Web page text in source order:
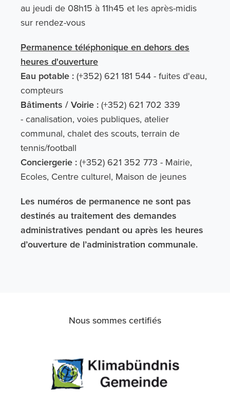
au jeudi de 08h15 à 11h45 et les après-midis
sur rendez-vous
Permanence téléphonique en dehors des
heures d'ouverture
Eau potable :(+352) 621 181 544 - fuites d'eau,
compteurs
Bâtiments / Voirie :(+352) 621 702 339
- canalisation, voies publiques, atelier
communal, chalet des scouts, terrain de
tennis/football
Conciergerie :(+352) 621 352 773 - Mairie,
Ecoles, Centre culturel, Maison de jeunes
Les numéros de permanence ne sont pas
destinés au traitement des demandes
administratives pendant ou après les heures
d’ouverture de l’administration communale.
Nous sommes certifiés